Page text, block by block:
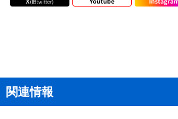
関連情報